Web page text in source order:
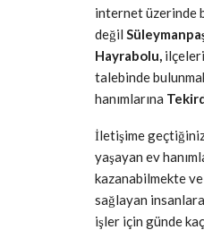
internet üzerinde
değil
Hayrabolu,
talebinde
hanımlarına
İletişime
yaşayan ev
kazanabilmekte
sağlayan
işler için günde